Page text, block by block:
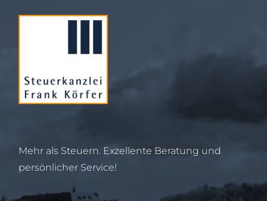
Mehr als Steuern. Exzellente Beratung und
persönlicher Service!